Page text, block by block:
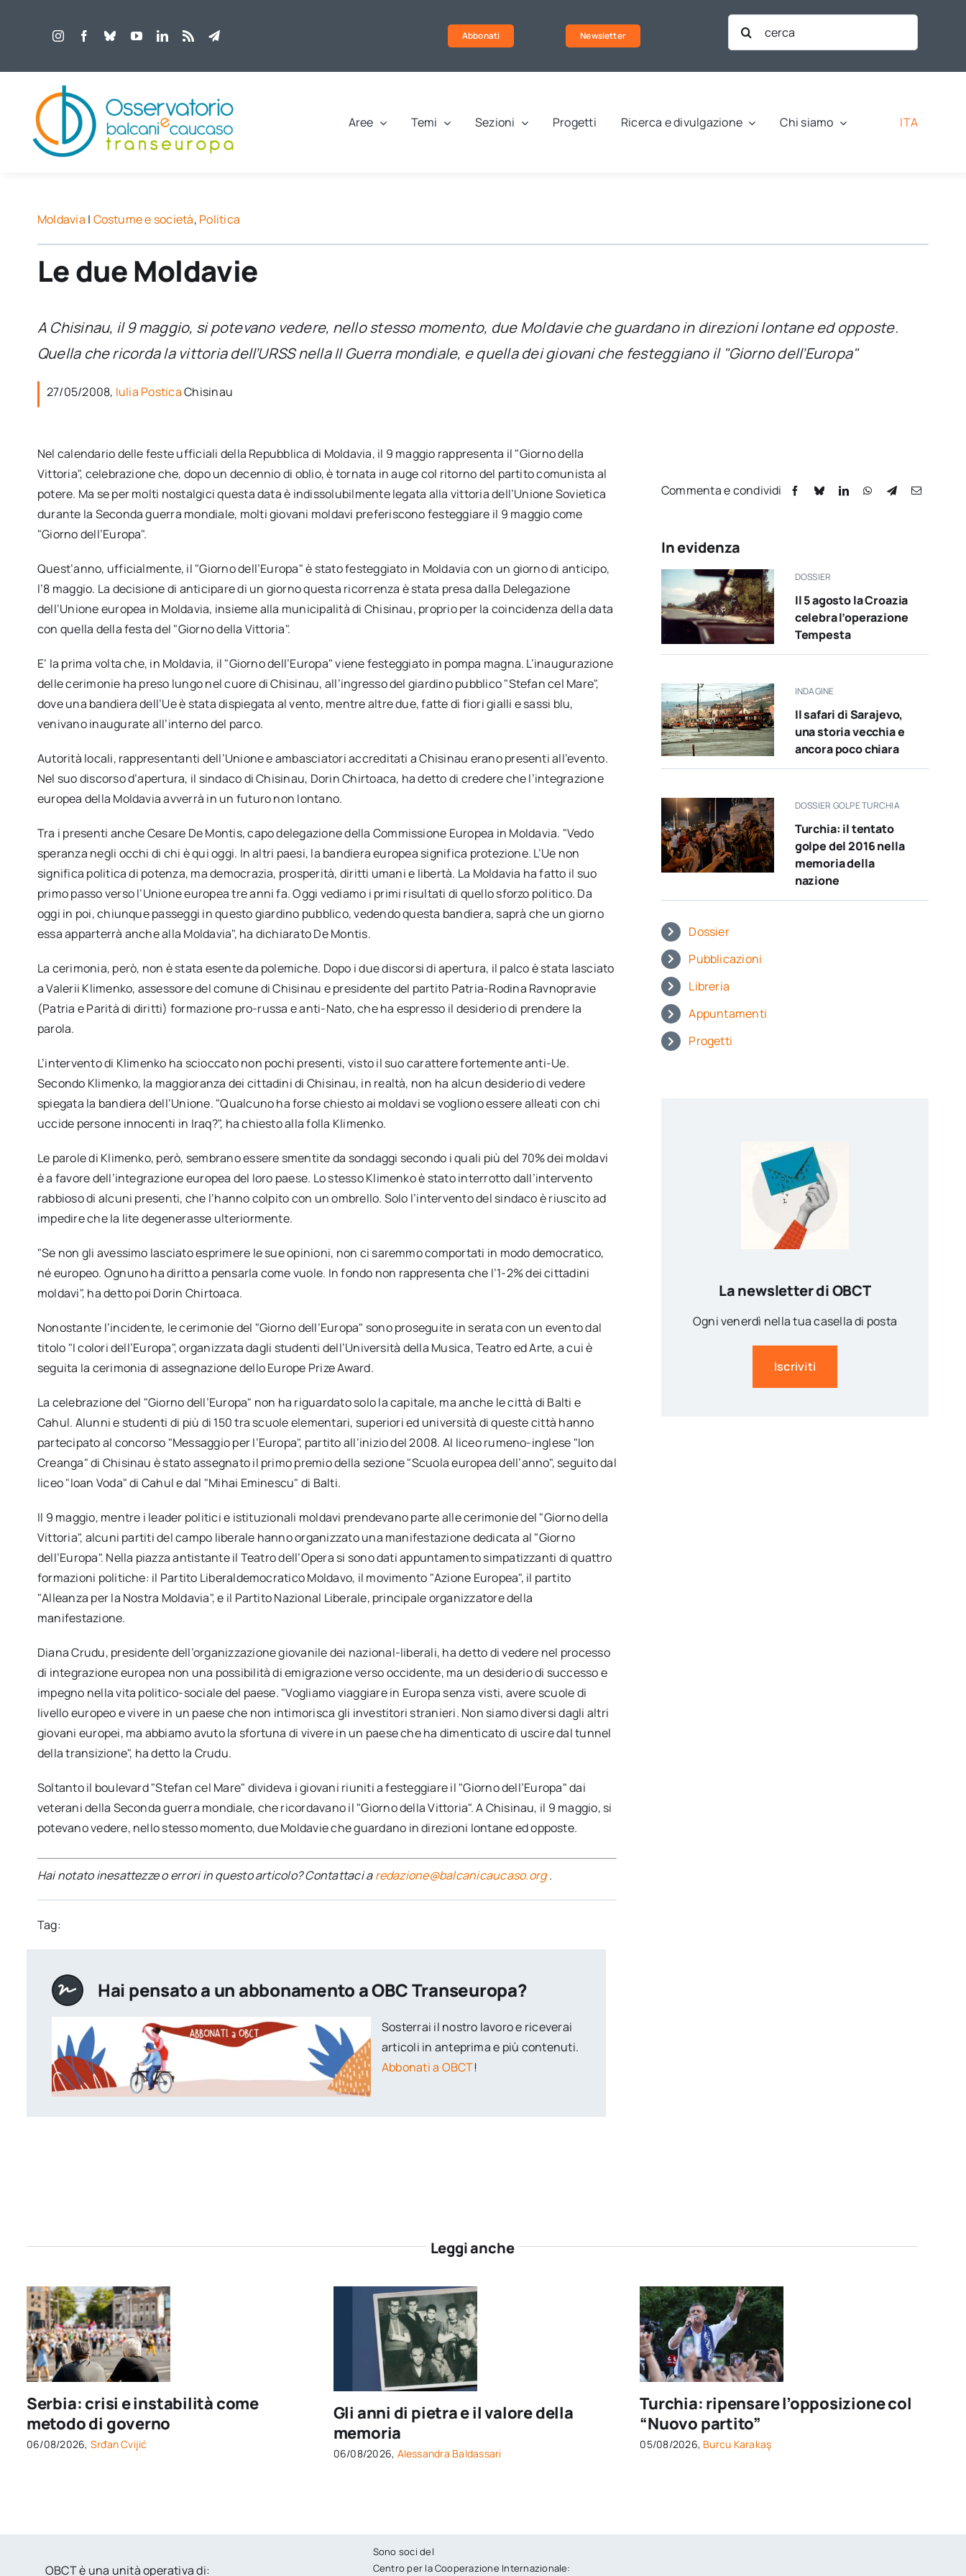
Abbonati Newsletter
Cerca
per:
Aree Temi Sezioni Progetti Ricerca e divulgazione Chi siamo ITA
Moldavia | Costume e società, Politica
Le due Moldavie
A Chisinau, il 9 maggio, si potevano vedere, nello stesso momento, due Moldavie che guardano in direzioni lontane ed opposte.
Quella che ricorda la vittoria dell’URSS nella II Guerra mondiale, e quella dei giovani che festeggiano il "Giorno dell’Europa"
27/05/2008, Iulia PosticaChisinau
Nel calendario delle feste ufficiali della Repubblica di Moldavia, il 9 maggio rappresenta il "Giorno della
Vittoria", celebrazione che, dopo un decennio di oblio, è tornata in auge col ritorno del partito comunista al
potere. Ma se per molti nostalgici questa data è indissolubilmente legata alla vittoria dell’Unione Sovietica
durante la Seconda guerra mondiale, molti giovani moldavi preferiscono festeggiare il 9 maggio come
"Giorno dell’Europa".
Quest’anno, ufficialmente, il "Giorno dell’Europa" è stato festeggiato in Moldavia con un giorno di anticipo,
l’8 maggio. La decisione di anticipare di un giorno questa ricorrenza è stata presa dalla Delegazione
dell’Unione europea in Moldavia, insieme alla municipalità di Chisinau, proprio per la coincidenza della data
con quella della festa del "Giorno della Vittoria".
E’ la prima volta che, in Moldavia, il "Giorno dell’Europa" viene festeggiato in pompa magna. L’inaugurazione
delle cerimonie ha preso lungo nel cuore di Chisinau, all’ingresso del giardino pubblico "Stefan cel Mare",
dove una bandiera dell’Ue è stata dispiegata al vento, mentre altre due, fatte di fiori gialli e sassi blu,
venivano inaugurate all’interno del parco.
Autorità locali, rappresentanti dell’Unione e ambasciatori accreditati a Chisinau erano presenti all’evento.
Nel suo discorso d’apertura, il sindaco di Chisinau, Dorin Chirtoaca, ha detto di credere che l’integrazione
europea della Moldavia avverrà in un futuro non lontano.
Tra i presenti anche Cesare De Montis, capo delegazione della Commissione Europea in Moldavia. "Vedo
speranza negli occhi di chi è qui oggi. In altri paesi, la bandiera europea significa protezione. L’Ue non
significa politica di potenza, ma democrazia, prosperità, diritti umani e libertà. La Moldavia ha fatto il suo
primo passo verso l’Unione europea tre anni fa. Oggi vediamo i primi risultati di quello sforzo politico. Da
oggi in poi, chiunque passeggi in questo giardino pubblico, vedendo questa bandiera, saprà che un giorno
essa apparterrà anche alla Moldavia", ha dichiarato De Montis.
La cerimonia, però, non è stata esente da polemiche. Dopo i due discorsi di apertura, il palco è stata lasciato
a Valerii Klimenko, assessore del comune di Chisinau e presidente del partito Patria-Rodina Ravnopravie
(Patria e Parità di diritti) formazione pro-russa e anti-Nato, che ha espresso il desiderio di prendere la
parola.
L’intervento di Klimenko ha scioccato non pochi presenti, visto il suo carattere fortemente anti-Ue.
Secondo Klimenko, la maggioranza dei cittadini di Chisinau, in realtà, non ha alcun desiderio di vedere
spiegata la bandiera dell’Unione. "Qualcuno ha forse chiesto ai moldavi se vogliono essere alleati con chi
uccide persone innocenti in Iraq?", ha chiesto alla folla Klimenko.
Le parole di Klimenko, però, sembrano essere smentite da sondaggi secondo i quali più del 70% dei moldavi
è a favore dell’integrazione europea del loro paese. Lo stesso Klimenko è stato interrotto dall’intervento
rabbioso di alcuni presenti, che l’hanno colpito con un ombrello. Solo l’intervento del sindaco è riuscito ad
impedire che la lite degenerasse ulteriormente.
"Se non gli avessimo lasciato esprimere le sue opinioni, non ci saremmo comportati in modo democratico,
né europeo. Ognuno ha diritto a pensarla come vuole. In fondo non rappresenta che l’1-2% dei cittadini
moldavi", ha detto poi Dorin Chirtoaca.
Nonostante l’incidente, le cerimonie del "Giorno dell’Europa" sono proseguite in serata con un evento dal
titolo "I colori dell’Europa", organizzata dagli studenti dell’Università della Musica, Teatro ed Arte, a cui è
seguita la cerimonia di assegnazione dello Europe Prize Award.
La celebrazione del "Giorno dell’Europa" non ha riguardato solo la capitale, ma anche le città di Balti e
Cahul. Alunni e studenti di più di 150 tra scuole elementari, superiori ed università di queste città hanno
partecipato al concorso "Messaggio per l’Europa", partito all’inizio del 2008. Al liceo rumeno-inglese "Ion
Creanga" di Chisinau è stato assegnato il primo premio della sezione "Scuola europea dell’anno", seguito dal
liceo "Ioan Voda" di Cahul e dal "Mihai Eminescu" di Balti.
Il 9 maggio, mentre i leader politici e istituzionali moldavi prendevano parte alle cerimonie del "Giorno della
Vittoria", alcuni partiti del campo liberale hanno organizzato una manifestazione dedicata al "Giorno
dell’Europa". Nella piazza antistante il Teatro dell’Opera si sono dati appuntamento simpatizzanti di quattro
formazioni politiche: il Partito Liberaldemocratico Moldavo, il movimento "Azione Europea", il partito
"Alleanza per la Nostra Moldavia", e il Partito Nazional Liberale, principale organizzatore della
manifestazione.
Diana Crudu, presidente dell’organizzazione giovanile dei nazional-liberali, ha detto di vedere nel processo
di integrazione europea non una possibilità di emigrazione verso occidente, ma un desiderio di successo e
impegno nella vita politico-sociale del paese. "Vogliamo viaggiare in Europa senza visti, avere scuole di
livello europeo e vivere in un paese che non intimorisca gli investitori stranieri. Non siamo diversi dagli altri
giovani europei, ma abbiamo avuto la sfortuna di vivere in un paese che ha dimenticato di uscire dal tunnel
della transizione", ha detto la Crudu.
Soltanto il boulevard "Stefan cel Mare" divideva i giovani riuniti a festeggiare il "Giorno dell’Europa" dai
veterani della Seconda guerra mondiale, che ricordavano il "Giorno della Vittoria". A Chisinau, il 9 maggio, si
potevano vedere, nello stesso momento, due Moldavie che guardano in direzioni lontane ed opposte.
Hai notato inesattezze o errori in questo articolo? Contattaci aredazione@balcanicaucaso.org.
Tag:
Commenta e condividi
In evidenza
DOSSIER
Il 5 agosto la Croazia
celebra l’operazione
Tempesta
INDAGINE
Il safari di Sarajevo,
una storia vecchia e
ancora poco chiara
DOSSIER GOLPE TURCHIA
Turchia: il tentato
golpe del 2016 nella
memoria della
nazione
Dossier
Pubblicazioni
Libreria
Appuntamenti
Progetti
La newsletter di OBCT
Ogni venerdì nella tua casella di posta
Iscriviti
Hai pensato a un abbonamento a OBC Transeuropa?
Sosterrai il nostro lavoro e riceverai
articoli in anteprima e più contenuti.
Abbonati a OBCT!
Leggi anche
Serbia: crisi e instabilità come
metodo di governo
06/08/2026, Srđan Cvijić
Gli anni di pietra e il valore della
memoria
06/08/2026, Alessandra Baldassari
Turchia: ripensare l’opposizione col
“Nuovo partito”
05/08/2026, Burcu Karakaş
OBCT è una unità operativa di:
Sono soci del
Centro per la Cooperazione Internazionale: